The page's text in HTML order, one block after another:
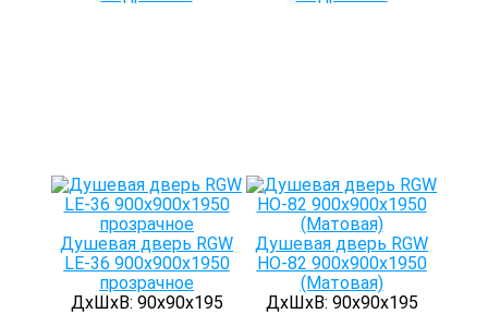
Душевая дверь RGW
LE-36 900х900х1950
прозрачное
ДхШхВ: 90х90х195
Душевая дверь RGW
HO-82 900x900х1950
(Матовая)
ДхШхВ: 90х90х195